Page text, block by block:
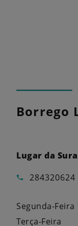
Borrego
Lugar da
284320624
Segunda-Feira
Terça-Feira